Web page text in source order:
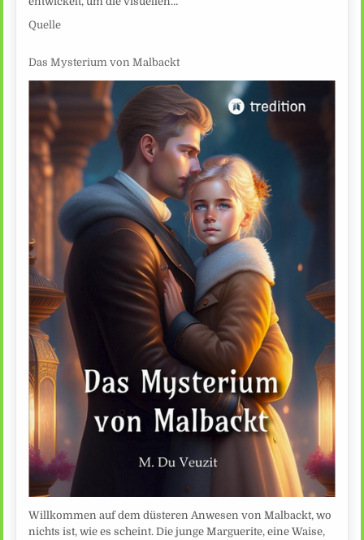
Quelle
Das Mysterium von Malbackt
Willkommen auf dem düsteren Anwesen von Malbackt, wo
nichts ist, wie es scheint. Die junge Marguerite, eine Waise,